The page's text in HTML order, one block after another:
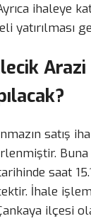
ihaleye
yatırılması
Arazi
satış
Buna
saat
İhale
ilçesi